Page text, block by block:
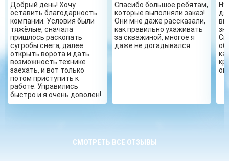
Добрый день! Хочу
оставить благодарность
компании. Условия были
тяжёлые, сначала
пришлось раскопать
сугробы снега, далее
открыть ворота и дать
возможность технике
заехать, и вот только
потом приступить к
работе. Управились
быстро и я очень доволен!
Спасибо большое ребятам,
которые выполняли заказ!
Они мне даже рассказали,
как правильно ухаживать
за скважиной, многое я
даже не догадывался.
СМОТРЕТЬ ВСЕ ОТЗЫВЫ